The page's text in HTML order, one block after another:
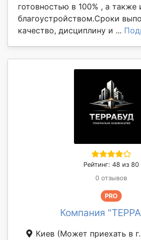
готовностью в 100% , а также
благоустройством.Сроки
качество, дисциплину и ...
Рейтинг: 48 из 80
0 отзывов
PRO
Компания
Киев (Может приехать в